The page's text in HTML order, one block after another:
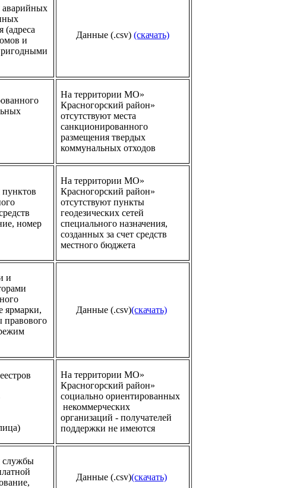
аварийных
(адреса
и
Данные (.csv) (скачать)
На территории МО»
Красногорский район»
отсутствуют места
санкционированного
размещения твердых
коммунальных отходов
номер
На территории МО»
Красногорский район»
отсутствуют пункты
геодезических сетей
специального назначения,
созданных за счет средств
местного бюджета
и
ярмарки,
правового
Данные (.csv)(скачать)
На территории МО»
Красногорский район»
социально ориентированных
некоммерческих
организаций - получателей
поддержки не имеются
службы
Данные (.csv)(скачать)